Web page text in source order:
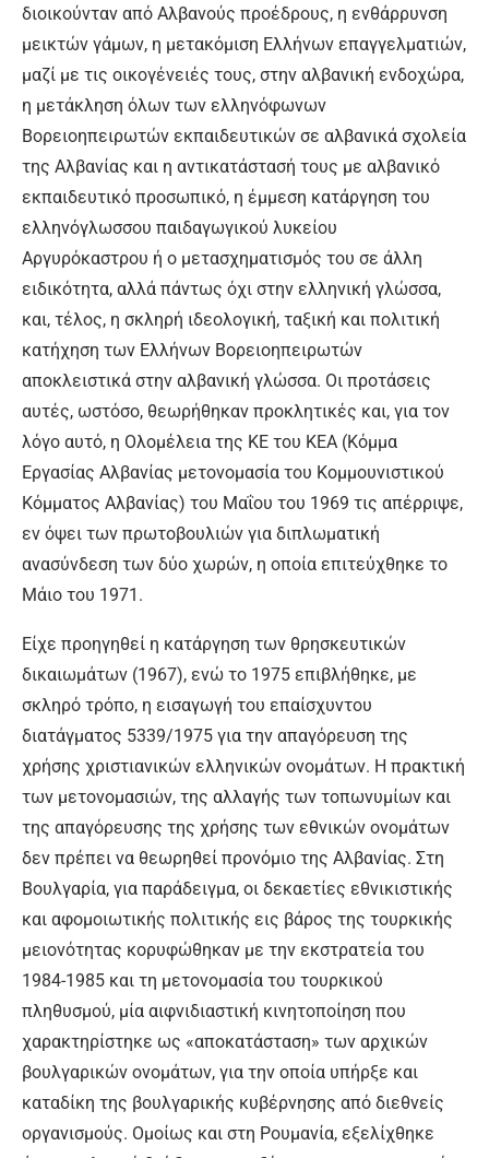
διοικούνταν από Αλβανούς προέδρους, η ενθάρρυνση
μεικτών γάμων, η μετακόμιση Ελλήνων επαγγελματιών,
μαζί με τις οικογένειές τους, στην αλβανική ενδοχώρα,
η μετάκληση όλων των ελληνόφωνων
Βορειοηπειρωτών εκπαιδευτικών σε αλβανικά σχολεία
της Αλβανίας και η αντικατάστασή τους με αλβανικό
εκπαιδευτικό προσωπικό, η έμμεση κατάργηση του
ελληνόγλωσσου παιδαγωγικού λυκείου
Αργυρόκαστρου ή ο μετασχηματισμός του σε άλλη
ειδικότητα, αλλά πάντως όχι στην ελληνική γλώσσα,
και, τέλος, η σκληρή ιδεολογική, ταξική και πολιτική
κατήχηση των Ελλήνων Βορειοηπειρωτών
αποκλειστικά στην αλβανική γλώσσα. Οι προτάσεις
αυτές, ωστόσο, θεωρήθηκαν προκλητικές και, για τον
λόγο αυτό, η Ολομέλεια της ΚΕ του ΚΕΑ (Κόμμα
Εργασίας Αλβανίας μετονομασία του Κομμουνιστικού
Κόμματος Αλβανίας) του Μαΐου του 1969 τις απέρριψε,
εν όψει των πρωτοβουλιών για διπλωματική
ανασύνδεση των δύο χωρών, η οποία επιτεύχθηκε το
Μάιο του 1971.
Είχε προηγηθεί η κατάργηση των θρησκευτικών
δικαιωμάτων (1967), ενώ το 1975 επιβλήθηκε, με
σκληρό τρόπο, η εισαγωγή του επαίσχυντου
διατάγματος 5339/1975 για την απαγόρευση της
χρήσης χριστιανικών ελληνικών ονομάτων. Η πρακτική
των μετονομασιών, της αλλαγής των τοπωνυμίων και
της απαγόρευσης της χρήσης των εθνικών ονομάτων
δεν πρέπει να θεωρηθεί προνόμιο της Αλβανίας. Στη
Βουλγαρία, για παράδειγμα, οι δεκαετίες εθνικιστικής
και αφομοιωτικής πολιτικής εις βάρος της τουρκικής
μειονότητας κορυφώθηκαν με την εκστρατεία του
1984-1985 και τη μετονομασία του τουρκικού
πληθυσμού, μία αιφνιδιαστική κινητοποίηση που
χαρακτηρίστηκε ως «αποκατάσταση» των αρχικών
βουλγαρικών ονομάτων, για την οποία υπήρξε και
καταδίκη της βουλγαρικής κυβέρνησης από διεθνείς
οργανισμούς. Ομοίως και στη Ρουμανία, εξελίχθηκε